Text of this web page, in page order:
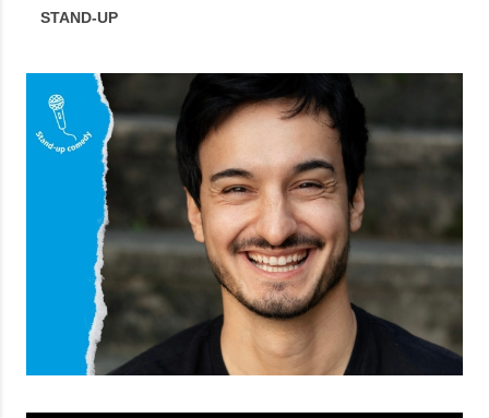
STAND-UP